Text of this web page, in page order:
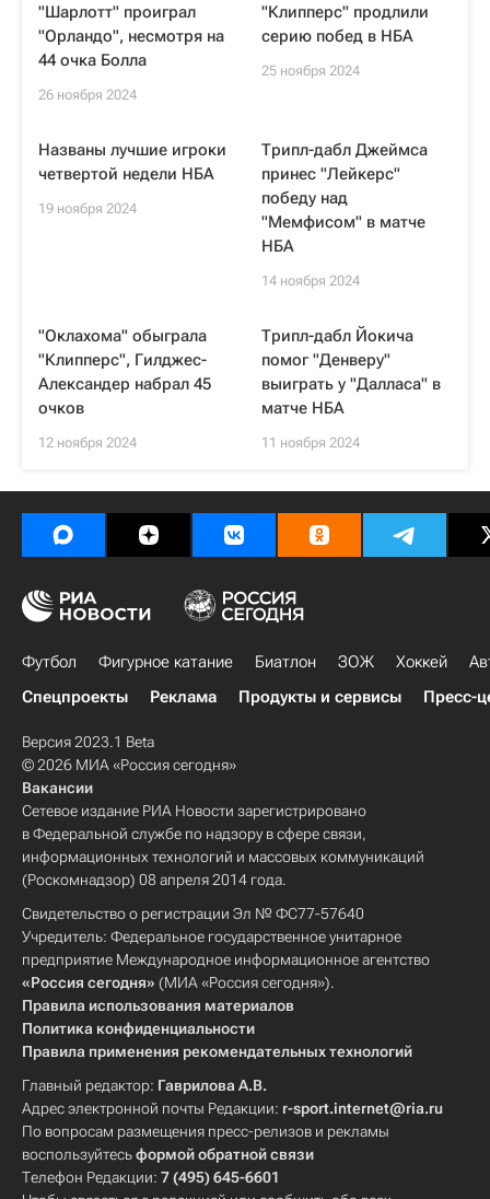
"Шарлотт" проиграл
"Орландо", несмотря на
44 очка Болла
26 ноября 2024
"Клипперс" продлили
серию побед в НБА
25 ноября 2024
Названы лучшие игроки
четвертой недели НБА
19 ноября 2024
Трипл-дабл Джеймса
принес "Лейкерс"
победу над
"Мемфисом" в матче
НБА
14 ноября 2024
"Оклахома" обыграла
"Клипперс", Гилджес-
Александер набрал 45
очков
12 ноября 2024
Трипл-дабл Йокича
помог "Денверу"
выиграть у "Далласа" в
матче НБА
11 ноября 2024
Футбол Фигурное катание Биатлон ЗОЖ Хоккей
Спецпроекты
Реклама Продукты и сервисы Пресс-
Версия 2023.1 Beta
© 2026 МИА «Россия сегодня»
Вакансии
Сетевое издание РИА Новости зарегистрировано
в Федеральной службе по надзору в сфере связи,
информационных технологий и массовых коммуникаций
(Роскомнадзор) 08 апреля 2014 года.
Свидетельство о регистрации Эл № ФС77-57640
Учредитель: Федеральное государственное унитарное
предприятие Международное информационное агентство
«Россия сегодня» (МИА «Россия сегодня»).
Правила использования материалов
Политика конфиденциальности
Правила применения рекомендательных технологий
Главный редактор: Гаврилова А.В.
Адрес электронной почты Редакции: r-sport.internet@ria.ru
По вопросам размещения пресс-релизов и рекламы
воспользуйтесьформой обратной связи
Телефон Редакции: 7 (495) 645-6601